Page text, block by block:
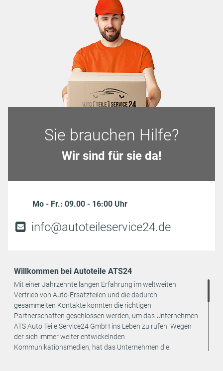
Sie brauchen Hilfe?
Wir sind für sie da!
Mo - Fr.: 09.00 - 16:00 Uhr
info@autoteileservice24.de
Willkommen bei Autoteile ATS24
Mit einer Jahrzehnte langen Erfahrung im weltweiten
Vertrieb von Auto-Ersatzteilen und die dadurch
gesammelten Kontakte konnten die richtigen
Partnerschaften geschlossen werden, um das Unternehmen
ATS Auto Teile Service24 GmbH ins Leben zu rufen. Wegen
der sich immer weiter entwickelnden
Kommunikationsmedien, hat das Unternehmen die